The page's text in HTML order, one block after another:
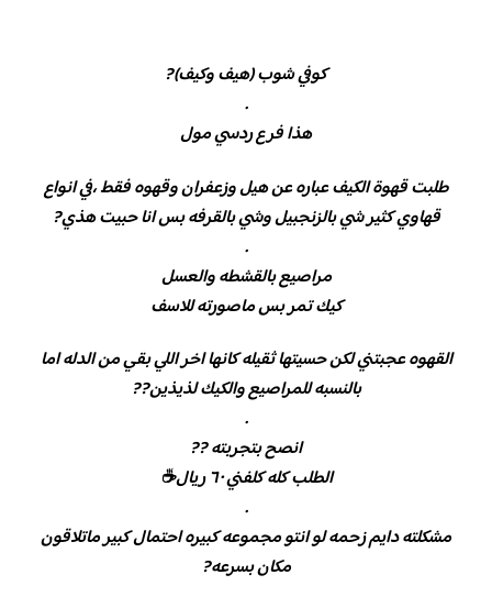
كوفي شوب (هيف وكيف)?
.
هذا فرع ردسي مول
طلبت قهوة الكيف عباره عن هيل وزعفران وقهوه فقط ،في انواع
قهاوي كثير شي بالزنجبيل وشي بالقرفه بس انا حبيت هذي?
.
مراصيع بالقشطه والعسل
كيك تمر بس ماصورته للاسف
القهوه عجبتني لكن حسيتها ثقيله كانها اخر اللي بقي من الدله اما
بالنسبه للمراصيع والكيك لذيذين??
.
انصح بتجربته ??
الطلب كله كلفني ٦٠ ريال☕
.
مشكلته دايم زحمه لو انتو مجموعه كبيره احتمال كبير ماتلاقون
مكان بسرعه?